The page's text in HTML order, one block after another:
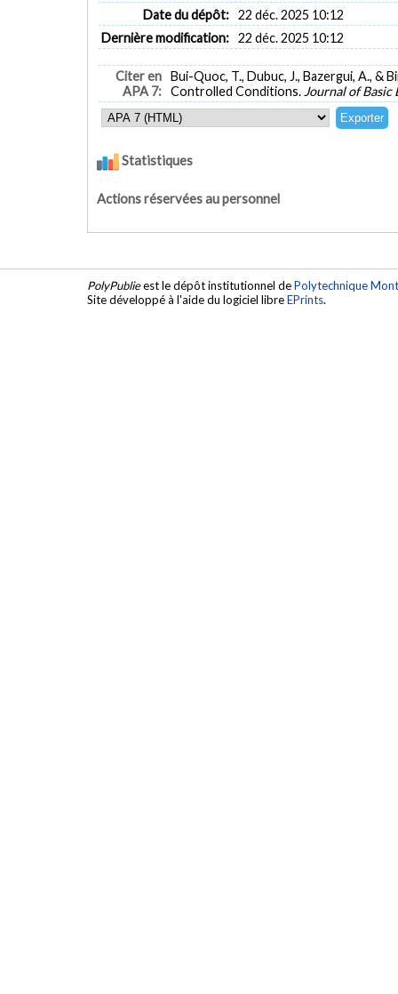
Date du dépôt: 22 déc. 2025 10:12
Dernière modification: 22 déc. 2025 10:12
Citer en
APA 7:
Bui-Quoc, T., Dubuc, J., Bazergui, A., &
Controlled Conditions. Journal of Basic
Statistiques
Actions réservées au personnel
PolyPublieest le dépôt institutionnel dePolytechnique
Site développé à l'aide du logiciel libreEPrints.